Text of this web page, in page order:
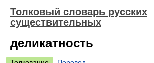
Толковый словарь русских
существительных
деликатность